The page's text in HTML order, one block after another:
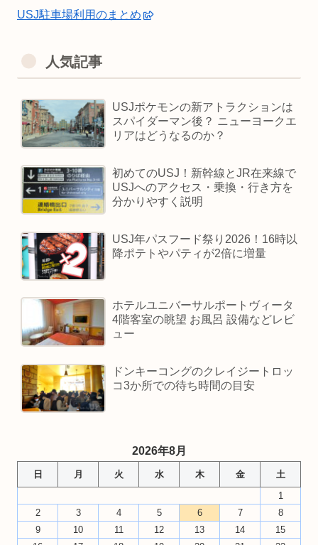
USJ駐車場利用のまとめ
人気記事
USJポケモンの新アトラクションは
スパイダーマン後？ ニューヨークエ
リアはどうなるのか？
初めてのUSJ！新幹線とJR在来線で
USJへのアクセス・乗換・行き方を
分かりやすく説明
USJ年パスフード祭り2026！16時以
降ポテトやパティが2倍に増量
ホテルユニバーサルポートヴィータ
4階客室の眺望 お風呂 設備などレビ
ュー
ドンキーコングのクレイジートロッ
コ3か所での待ち時間の目安
2026年8月
日 月 火 水 木 金
土
1
2
3 4 5 6 7
8
9
10 11 12 13 14
15